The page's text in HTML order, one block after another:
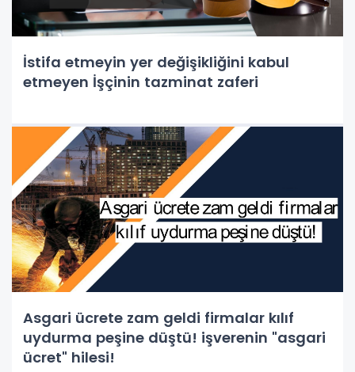
İstifa etmeyin yer değişikliğini kabul
etmeyen İşçinin tazminat zaferi
Asgari ücrete zam geldi firmalar kılıf
uydurma peşine düştü! işverenin "asgari
ücret" hilesi!